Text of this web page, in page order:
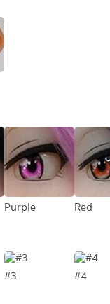
Purple Red
#3 #4